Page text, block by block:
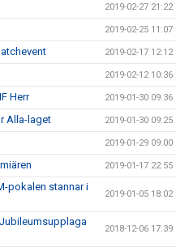
2019-02-27 21:22
2019-02-25 11:07
2019-02-17 12:12
2019-02-12 10:36
Herr 2019-01-30 09:36
Alla-laget 2019-01-30 09:25
2019-01-29 09:00
2019-01-17 22:55
pokalen stannar i
2019-01-05 18:02
2018-12-06 17:39